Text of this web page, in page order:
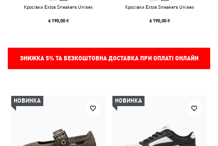
Кросівки Extos Sneakers Unisex
6 190,00 ₴
Кросівки Extos Sneakers Unisex
6 190,00 ₴
ЗНИЖКА 5%ТА БЕЗКОШТОВНА ДОСТАВКА ПРИ ОПЛАТІ ОНЛАЙН
НОВИНКА НОВИНКА